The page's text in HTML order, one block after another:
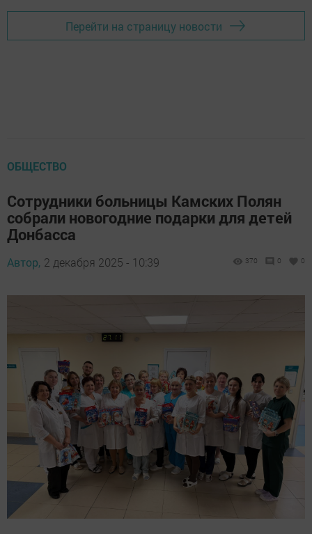
Перейти на страницу новости
ОБЩЕСТВО
Сотрудники больницы Камских Полян
собрали новогодние подарки для детей
Донбасса
Автор, 2 декабря 2025 - 10:39 370 0 0